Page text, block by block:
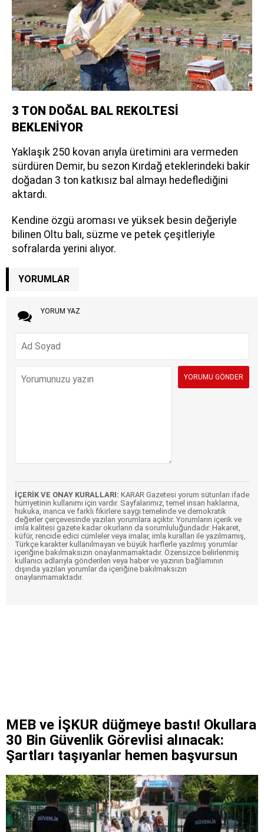
3 TON DOĞAL BAL REKOLTESİ
BEKLENİYOR
Yaklaşık 250 kovan arıyla üretimini ara vermeden
sürdüren Demir, bu sezon Kırdağ eteklerindeki bakir
doğadan 3 ton katkısız bal almayı hedeflediğini
aktardı.
Kendine özgü aroması ve yüksek besin değeriyle
bilinen Oltu balı, süzme ve petek çeşitleriyle
sofralarda yerini alıyor.
YORUMLAR
YORUM YAZ
İÇERİK VE ONAY KURALLARI: KARAR Gazetesi yorum sütunları ifade
hürriyetinin kullanımı için vardır. Sayfalarımız, temel insan haklarına,
hukuka, inanca ve farklı fikirlere saygı temelinde ve demokratik
değerler çerçevesinde yazılan yorumlara açıktır. Yorumların içerik ve
imla kalitesi gazete kadar okurların da sorumluluğundadır. Hakaret,
küfür, rencide edici cümleler veya imalar, imla kuralları ile yazılmamış,
Türkçe karakter kullanılmayan ve büyük harflerle yazılmış yorumlar
içeriğine bakılmaksızın onaylanmamaktadır. Özensizce belirlenmiş
kullanıcı adlarıyla gönderilen veya haber ve yazının bağlamının
dışında yazılan yorumlar da içeriğine bakılmaksızın
onaylanmamaktadır.
MEB ve İŞKUR düğmeye bastı! Okullara
30 Bin Güvenlik Görevlisi alınacak:
Şartları taşıyanlar hemen başvursun